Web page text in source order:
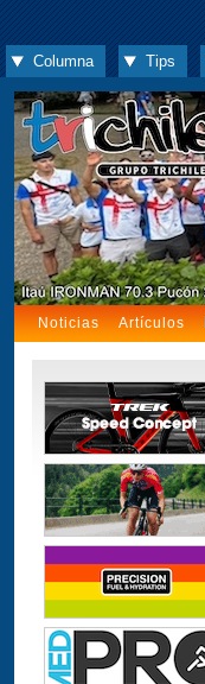
Columna Tips
Noticias Artículos